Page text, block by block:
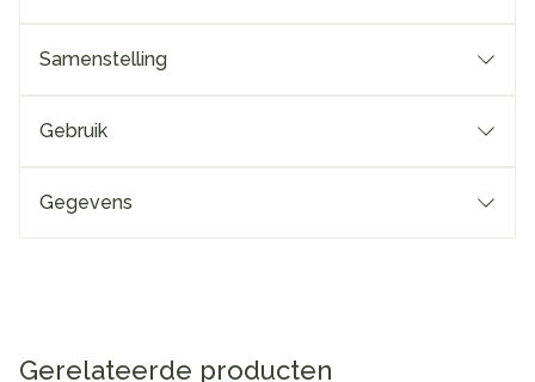
Samenstelling
Gebruik
Gegevens
Gerelateerde producten